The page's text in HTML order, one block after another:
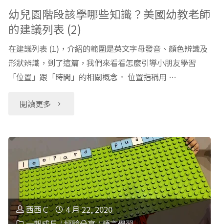
學
哪
些
知
識？
幼
教
老
幼兒園階段該學哪些知識？美國幼教老師
的建議列表 (2)
在建議列表 (1)，介紹的範圍是英文字母發音、顏色辨識及
形狀辨識，到了這篇，我們來看看怎麼引導小朋友學習
「位置」跟「時間」的相關概念。 位置指稱用 …
閱讀更多
"幼
園
階
段
該
西西Ｃ
4 月 22, 2020